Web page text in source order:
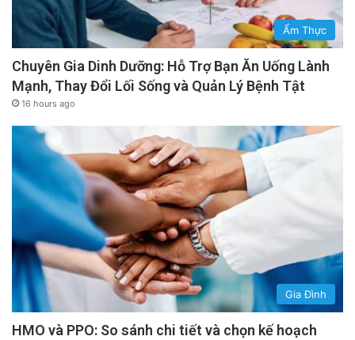
Ẩm Thực
Chuyên Gia Dinh Dưỡng: Hỗ Trợ Bạn Ăn Uống Lành
Mạnh, Thay Đổi Lối Sống và Quản Lý Bệnh Tật
16 hours ago
Gia Đình
HMO và PPO: So sánh chi tiết và chọn kế hoạch